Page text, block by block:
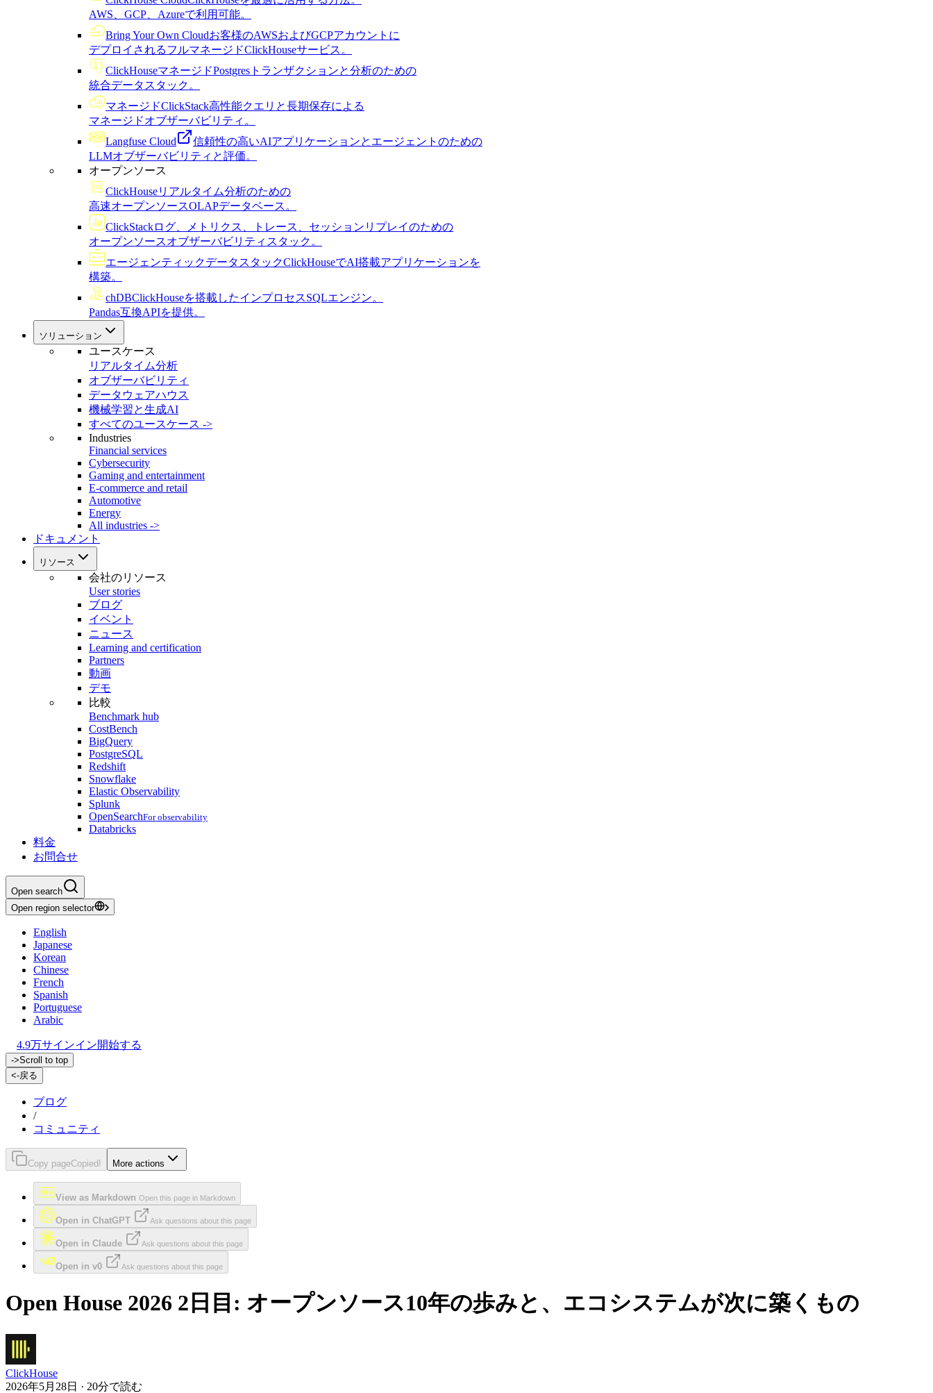
AWS、GCP、Azureで利用可能。
Bring Your Own Cloudお客様のAWSおよびGCPアカウントに
デプロイされるフルマネージドClickHouseサービス。
ClickHouseマネージドPostgres トランザクションと分析のための
統合データスタック。
マネージドClickStack高性能クエリと長期保存による
マネージドオブザーバビリティ。
Langfuse Cloud
信頼性の高いAIアプリケーションとエージェントのための
LLMオブザーバビリティと評価。
オープンソース
ClickHouseリアルタイム分析のための
高速オープンソースOLAPデータベース。
ClickStackログ、メトリクス、トレース、セッションリプレイのための
オープンソースオブザーバビリティスタック。
エージェンティックデータスタックClickHouseでAI搭載アプリケーションを
構築。
chDBClickHouseを搭載したインプロセスSQLエンジン。
Pandas互換APIを提供。
ソリューション
ユースケース
リアルタイム分析
オブザーバビリティ
データウェアハウス
機械学習と生成AI
すべてのユースケース ->
Industries
Financial services
Cybersecurity
Gaming and entertainment
E-commerce and retail
Automotive
Energy
All industries ->
ドキュメント
リソース
会社のリソース
User stories
ブログ
イベント
ニュース
Learning and certification
Partners
動画
デモ
比較
Benchmark hub
CostBench
BigQuery
PostgreSQL
Redshift
Snowflake
Elastic Observability
Splunk
OpenSearchFor observability
Databricks
料金
お問合せ
Open search
Open region selector
English
Japanese
Korean
Chinese
French
Spanish
Portuguese
Arabic
4.9万サインイン開始する
->Scroll to top
<-戻る
ブログ
/
コミュニティ
Copy pageCopied! More actions
View as Markdown Open this page in Markdown
Open in ChatGPT Ask questions about this page
Open in Claude Ask questions about this page
Open in v0 Ask questions about this page
Open House 2026 2日目: オープンソース10年の歩みと、エコシステムが次に築くもの
ClickHouse
2026年5月28日 · 20分で読む